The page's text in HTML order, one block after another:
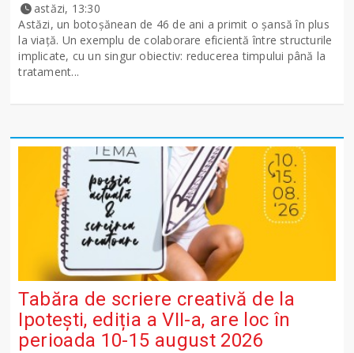
astăzi, 13:30
Astăzi, un botoșănean de 46 de ani a primit o șansă în plus
la viață. Un exemplu de colaborare eficientă între structurile
implicate, cu un singur obiectiv: reducerea timpului până la
tratament...
Tabăra de scriere creativă de la
Ipotești, ediția a VII-a, are loc în
perioada 10-15 august 2026